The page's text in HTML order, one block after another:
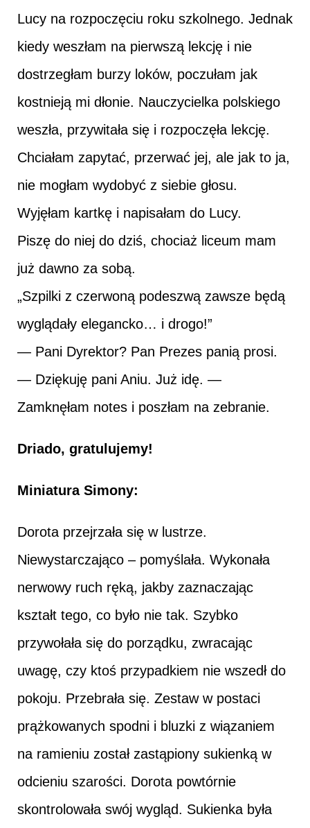
Lucy na rozpoczęciu roku szkolnego. Jednak
kiedy weszłam na pierwszą lekcję i nie
dostrzegłam burzy loków, poczułam jak
kostnieją mi dłonie. Nauczycielka polskiego
weszła, przywitała się i rozpoczęła lekcję.
Chciałam zapytać, przerwać jej, ale jak to ja,
nie mogłam wydobyć z siebie głosu.
Wyjęłam kartkę i napisałam do Lucy.
Piszę do niej do dziś, chociaż liceum mam
już dawno za sobą.
„Szpilki z czerwoną podeszwą zawsze będą
wyglądały elegancko… i drogo!”
— Pani Dyrektor? Pan Prezes panią prosi.
— Dziękuję pani Aniu. Już idę. —
Zamknęłam notes i poszłam na zebranie.
Driado, gratulujemy!
Miniatura Simony:
Dorota przejrzała się w lustrze.
Niewystarczająco – pomyślała. Wykonała
nerwowy ruch ręką, jakby zaznaczając
kształt tego, co było nie tak. Szybko
przywołała się do porządku, zwracając
uwagę, czy ktoś przypadkiem nie wszedł do
pokoju. Przebrała się. Zestaw w postaci
prążkowanych spodni i bluzki z wiązaniem
na ramieniu został zastąpiony sukienką w
odcieniu szarości. Dorota powtórnie
skontrolowała swój wygląd. Sukienka była